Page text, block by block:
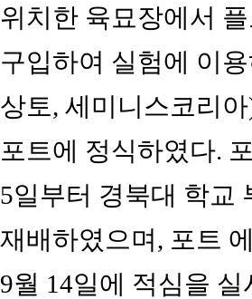
위치한 육묘장에서
구입하여 실험에 이
상토, 세미니스코리
포트에 정식하였다.
5일부터 경북대 학교
재배하였으며, 포트
9월 14일에 적심을 실